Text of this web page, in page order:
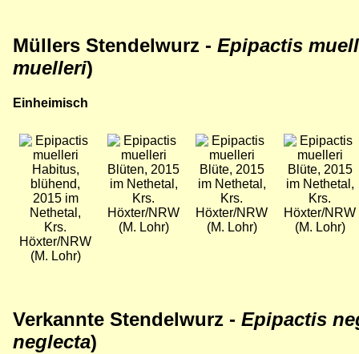
Müllers Stendelwurz - Epipactis
muelleri)
Einheimisch
Bild
Habitus,
blühend,
2015 im
Nethetal,
Krs.
Höxter/NRW
(M. Lohr)
Bild
Blüten, 2015
im Nethetal,
Krs.
Höxter/NRW
(M. Lohr)
Bild
Blüte, 2015
im Nethetal,
Krs.
Höxter/NRW
(M. Lohr)
Bild
Blüte, 2015
im Nethetal,
Krs.
Höxter/NRW
(M. Lohr)
Verkannte Stendelwurz - Epipactis
neglecta)